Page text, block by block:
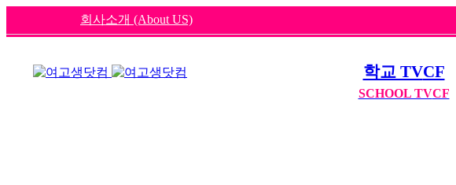
회사소개 (About US)
학교 TVCF
SCHOOL TVCF